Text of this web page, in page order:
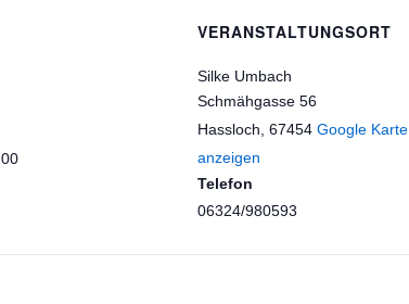
VERANSTALTUNGSORT
Silke Umbach
Schmähgasse 56
Hassloch 67454 Google Karte
anzeigen
Telefon
06324/980593